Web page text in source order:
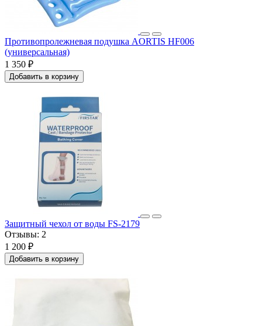
Противопролежневая подушка AORTIS HF006
(универсальная)
1 350 ₽
Добавить в корзину
Защитный чехол от воды FS-2179
Отзывы: 2
1 200 ₽
Добавить в корзину